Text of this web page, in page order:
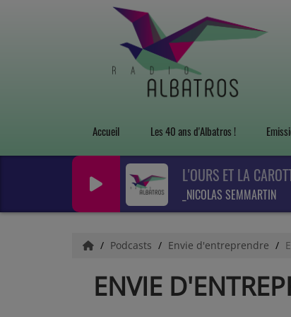
Accueil Les 40 ans d'Albatros !
L'OURS ET LA
_NICOLAS SEMMARTIN
Podcasts Envie d'entreprendre
ENVIE